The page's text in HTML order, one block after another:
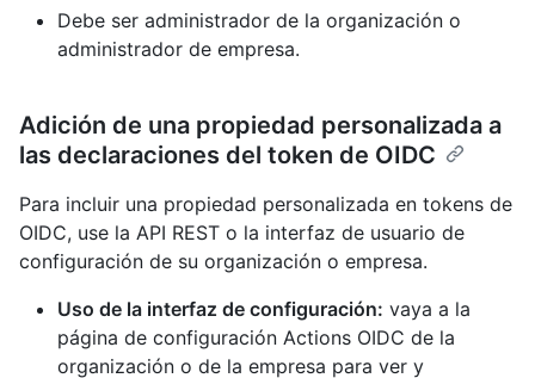
Debe ser administrador de la organización o
administrador de empresa.
Adición de una propiedad personalizada a
las declaraciones del token de OIDC
Para incluir una propiedad personalizada en tokens de
OIDC, use la API REST o la interfaz de usuario de
configuración de su organización o empresa.
Uso de la interfaz de configuración: vaya a la
página de configuración Actions OIDC de la
organización o de la empresa para ver y